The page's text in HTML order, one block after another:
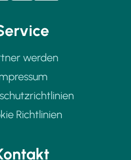
werden
Richtlinien